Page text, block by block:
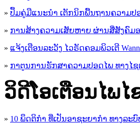
» ປຶ້ມຄູ່ມືແນະນໍາ ເຕັກນິກພື້ນຖານຄວາມປ
» ການສ້າງຄວາມເສັຍຫາຍ ຜ່ານສື່ສັງຄົມ
» ແຈ້ງເຕືອນລະວັງ ໄວຣັດຄອມພິວເຕີ
» ກາຕູນການຮັກສາຄວາມປອດໄພ ທາງໄຊ
ວິດີໂອເຕືອນໄພໄ
» 10 ພຶດຕິກໍາ ທີ່ເປັນອາຊະຍາກໍາ ທາງລະ